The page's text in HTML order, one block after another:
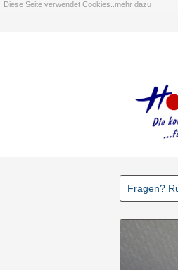
Diese Seite verwendet Cookies..mehr dazu
Fragen?